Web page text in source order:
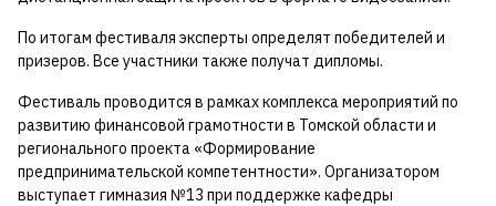
По итогам фестиваля эксперты определят победителей и
призеров. Все участники также получат дипломы.
Фестиваль проводится в рамках комплекса мероприятий по
развитию финансовой грамотности в Томской области и
регионального проекта «Формирование
предпринимательской компетентности». Организатором
выступает гимназия №13 при поддержке кафедры